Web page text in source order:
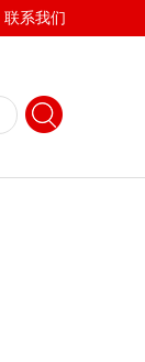
联系我们